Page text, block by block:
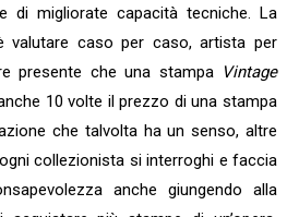
di migliorate capacità tecniche. La
valutare caso per caso, artista per
presente che una stampa Vintage
10 volte il prezzo di una stampa
che talvolta ha un senso, altre
collezionista si interroghi e faccia
anche giungendo alla